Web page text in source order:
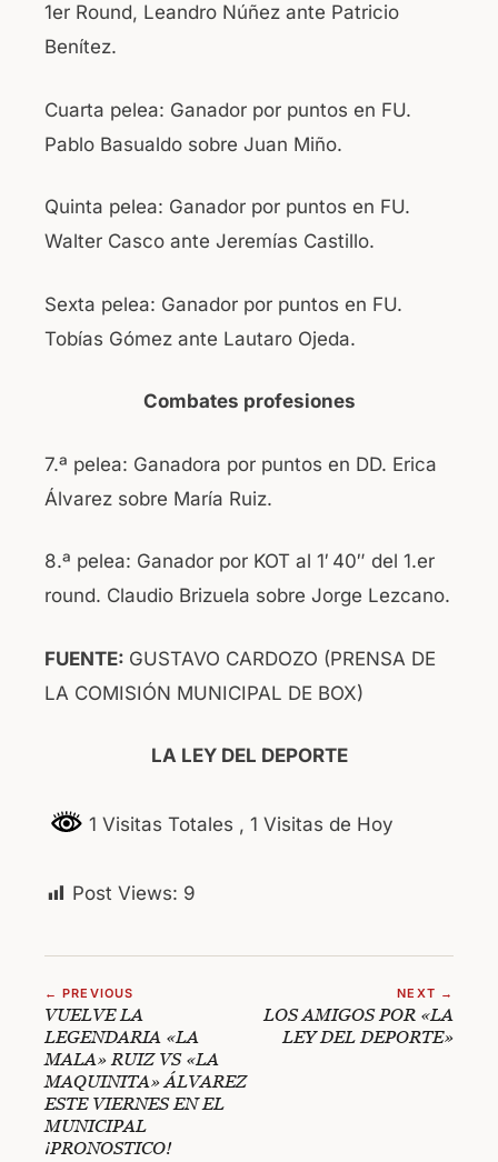
1er Round, Leandro Núñez ante Patricio
Benítez.
Cuarta pelea: Ganador por puntos en FU.
Pablo Basualdo sobre Juan Miño.
Quinta pelea: Ganador por puntos en FU.
Walter Casco ante Jeremías Castillo.
Sexta pelea: Ganador por puntos en FU.
Tobías Gómez ante Lautaro Ojeda.
Combates profesiones
7.ª pelea: Ganadora por puntos en DD. Erica
Álvarez sobre María Ruiz.
8.ª pelea: Ganador por KOT al 1′ 40″ del 1.er
round. Claudio Brizuela sobre Jorge Lezcano.
FUENTE: GUSTAVO CARDOZO (PRENSA DE
LA COMISIÓN MUNICIPAL DE BOX)
LA LEY DEL DEPORTE
1 Visitas Totales , 1 Visitas de Hoy
Post Views: 9
← PREVIOUS
VUELVE LA
LEGENDARIA «LA
MALA» RUIZ VS «LA
MAQUINITA» ÁLVAREZ
ESTE VIERNES EN EL
MUNICIPAL
¡PRONOSTICO!
NEXT →
LOS AMIGOS POR «LA
LEY DEL DEPORTE»